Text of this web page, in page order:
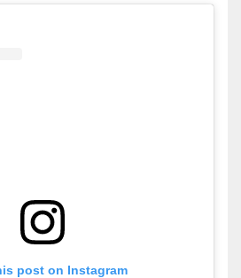
post on Instagram